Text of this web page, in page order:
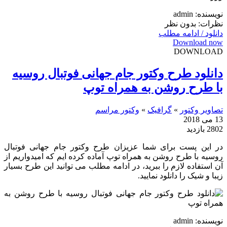
نویسنده: admin
نظرات: بدون نظر
دانلود / ادامه مطلب
Download now
DOWNLOAD
دانلود طرح وکتور جام جهانی فوتبال روسیه
با طرح روشن به همراه توپ
تصاویر وکتور » گرافیک » وکتور مراسم
13 می 2018
2802 بازدید
در این پست برای شما عزیزان طرح وکتور جام جهانی فوتبال
روسیه با طرح روشن به همراه توپ آماده کرده ایم که امیدواریم از
آن استفاده لازم را ببرید، در ادامه مطلب می توانید این طرح بسیار
زیبا و شیک را دانلود نمایید.
نویسنده: admin